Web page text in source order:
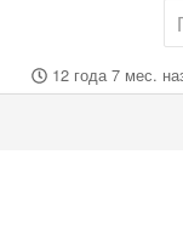
12 года 7 мес.